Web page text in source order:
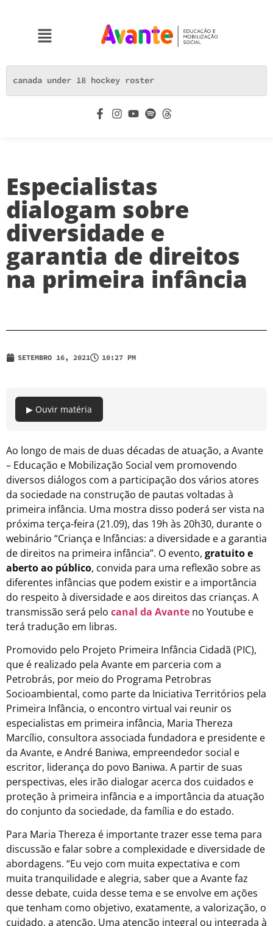
Especialistas
dialogam sobre
diversidade e
garantia de direitos
na primeira infância
SETEMBRO 16, 2021 10:27 PM
▶ Ouvir matéria
Ao longo de mais de duas décadas de atuação, a Avante
– Educação e Mobilização Social vem promovendo
diversos diálogos com a participação dos vários atores
da sociedade na construção de pautas voltadas à
primeira infância. Uma mostra disso poderá ser vista na
próxima terça-feira (21.09), das 19h às 20h30, durante o
webinário “Criança e Infâncias: a diversidade e a garantia
de direitos na primeira infância”. O evento, gratuito e
aberto ao público, convida para uma reflexão sobre as
diferentes infâncias que podem existir e a importância
do respeito à diversidade e aos direitos das crianças. A
transmissão será pelo canal da Avante no Youtube e
terá tradução em libras.
Promovido pelo Projeto Primeira Infância Cidadã (PIC),
que é realizado pela Avante em parceria com a
Petrobrás, por meio do Programa Petrobras
Socioambiental, como parte da Iniciativa Territórios pela
Primeira Infância, o encontro virtual vai reunir os
especialistas em primeira infância, Maria Thereza
Marcílio, consultora associada fundadora e presidente e
da Avante, e André Baniwa, empreendedor social e
escritor, liderança do povo Baniwa. A partir de suas
perspectivas, eles irão dialogar acerca dos cuidados e
proteção à primeira infância e a importância da atuação
do conjunto da sociedade, da família e do estado.
Para Maria Thereza é importante trazer esse tema para
discussão e falar sobre a complexidade e diversidade de
abordagens. “Eu vejo com muita expectativa e com
muita tranquilidade e alegria, saber que a Avante faz
desse debate, cuida desse tema e se envolve em ações
que tenham como objetivo, exatamente, a valorização, o
cuidado, a atenção. Uma atenção integral ou integrada à